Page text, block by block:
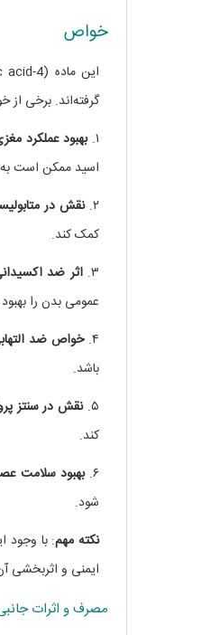
خواص
گرفته‌اند. برخی
۱. بهبود عملکرد
اسید ممکن است
۲. نقش در
کمک کند.
۳. اثر ضد
عمومی بدن را
۴. خواص ضد
باشد.
۵. نقش در سنتز
کند.
۶. بهبود سلامت
شود.
نکته مهم: با وجود
ایمنی و اثربخشی
مصرف و اثرات